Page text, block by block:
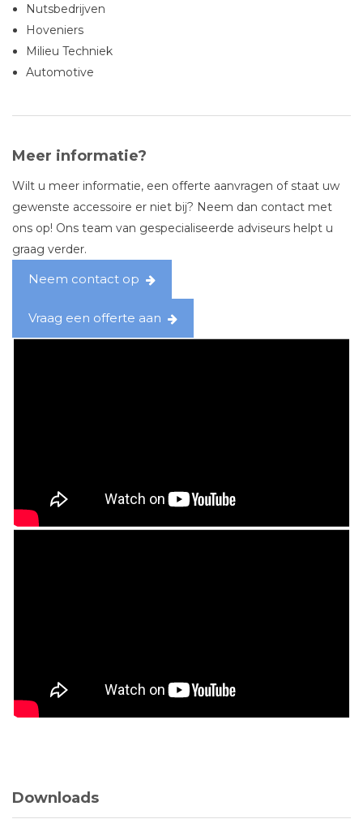
Nutsbedrijven
Hoveniers
Milieu Techniek
Automotive
Meer informatie?
Wilt u meer informatie, een offerte aanvragen of staat uw
gewenste accessoire er niet bij? Neem dan contact met
ons op! Ons team van gespecialiseerde adviseurs helpt u
graag verder.
Neem contact op
Vraag een offerte aan
Downloads